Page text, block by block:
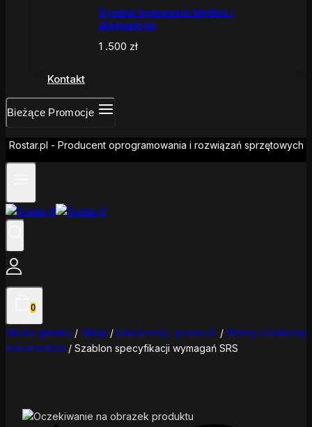
System logowania błędów i
diagnostyki
1 .500 zł
Kontakt
Bieżące Promocje
Rostar.pl - Producent oprogramowania i rozwiązań sprzętowych
0
Strona główna / Sklep / Dokumenty i prawo IT / Wzory i szablony
dokumentów / Szablon specyfikacji wymagań SRS